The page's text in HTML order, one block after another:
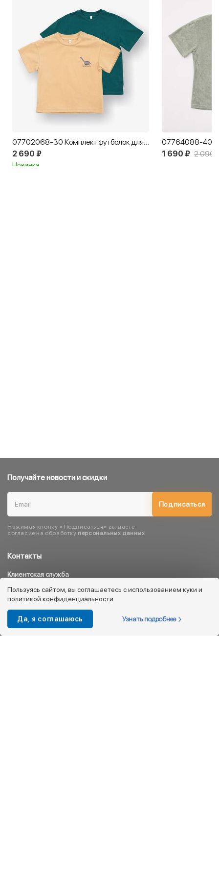
07702068-30 Комплект футболок для мальчика
2 690 ₽
Новинка
1 690 ₽ 2 090
Контакты
Клиентская служба
8 800 333 08 45
info@kotofey.ru
Магазины в Москва (50)
Получайте новости и скидки
Подписаться
Нажимая кнопку «Подписаться» вы даете
согласие на обработку персональных данных
Пользуясь сайтом, вы соглашаетесь с использованием куки и
политикой конфиденциальности
Да, я соглашаюсь Узнать подробнее